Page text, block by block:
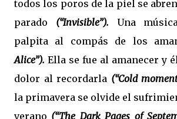
todos los poros de la piel se
parado (“Invisible”). Una
palpita al compás de los
Alice”). Ella se fue al amanecer y
dolor al recordarla (“Cold
la primavera se olvide el
verano (“The Dark Pages of